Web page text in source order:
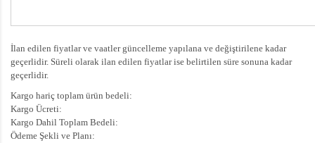
İlan edilen fiyatlar ve vaatler güncelleme yapılana ve değiştirilene kadar
geçerlidir. Süreli olarak ilan edilen fiyatlar ise belirtilen süre sonuna kadar
geçerlidir.
Kargo hariç toplam ürün bedeli:
Kargo Ücreti:
Kargo Dahil Toplam Bedeli:
Ödeme Şekli ve Planı: